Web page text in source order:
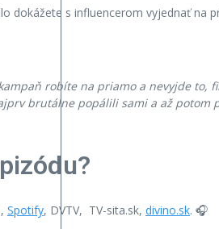
s influencerom vyjednať na
robíte na priamo a nevyjde to,
brutálne popálili sami a až potom
, Spotify, DVTV, TV-sita.sk, divino.sk. 🎧